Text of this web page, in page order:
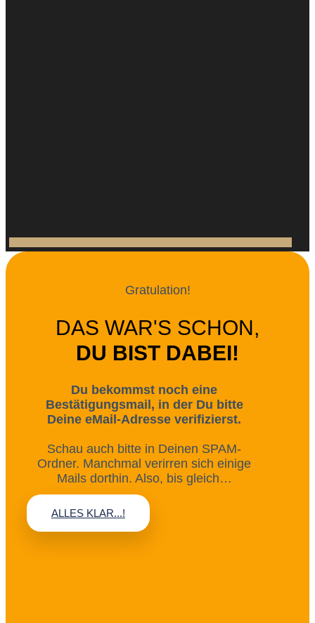
Gratulation!
DAS WAR'S SCHON,
DU BIST DABEI!
Du bekommst noch eine
Bestätigungsmail, in der Du bitte
Deine eMail-Adresse verifizierst.
Schau auch bitte in Deinen SPAM-
Ordner. Manchmal verirren sich einige
Mails dorthin. Also, bis gleich…
ALLES KLAR...!